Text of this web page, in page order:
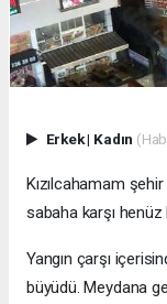
Erkek| Kadın
Kızılcahamam
sabaha karşı henüz
Yangın çarşı
büyüdü. Meydana